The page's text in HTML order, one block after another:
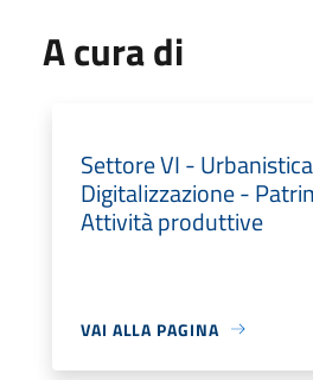
A cura di
Settore VI -
Digitalizzazione -
Attività produttive
VAI ALLA PAGINA